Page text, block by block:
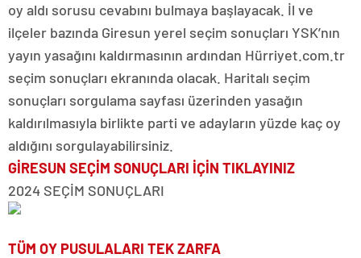
oy aldı sorusu cevabını bulmaya başlayacak. İl ve
ilçeler bazında Giresun yerel seçim sonuçları YSK’nın
yayın yasağını kaldırmasının ardından Hürriyet.com.tr
seçim sonuçları ekranında olacak. Haritalı seçim
sonuçları sorgulama sayfası üzerinden yasağın
kaldırılmasıyla birlikte parti ve adayların yüzde kaç oy
aldığını sorgulayabilirsiniz.
GİRESUN SEÇİM SONUÇLARI İÇİN TIKLAYINIZ
2024 SEÇİM SONUÇLARI
TÜM OY PUSULALARI TEK ZARFA